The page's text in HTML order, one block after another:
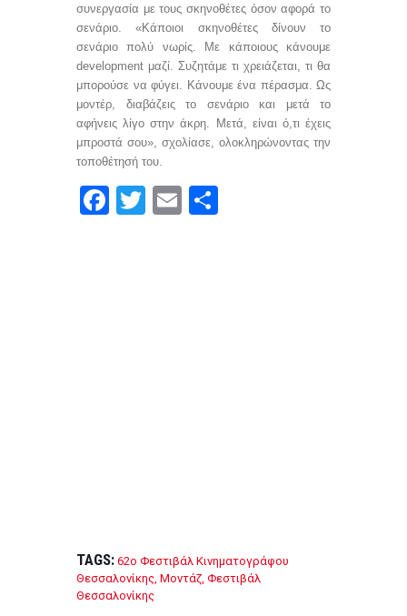
συνεργασία με τους σκηνοθέτες όσον αφορά το
σενάριο. «Κάποιοι σκηνοθέτες δίνουν το
σενάριο πολύ νωρίς. Με κάποιους κάνουμε
development μαζί. Συζητάμε τι χρειάζεται, τι θα
μπορούσε να φύγει. Κάνουμε ένα πέρασμα. Ως
μοντέρ, διαβάζεις το σενάριο και μετά το
αφήνεις λίγο στην άκρη. Μετά, είναι ό,τι έχεις
μπροστά σου», σχολίασε, ολοκληρώνοντας την
τοποθέτησή του.
F
T
E
TAGS: 62ο Φεστιβάλ Κινηματογράφου
Θεσσαλονίκης, Μοντάζ, Φεστιβάλ
Θεσσαλονίκης